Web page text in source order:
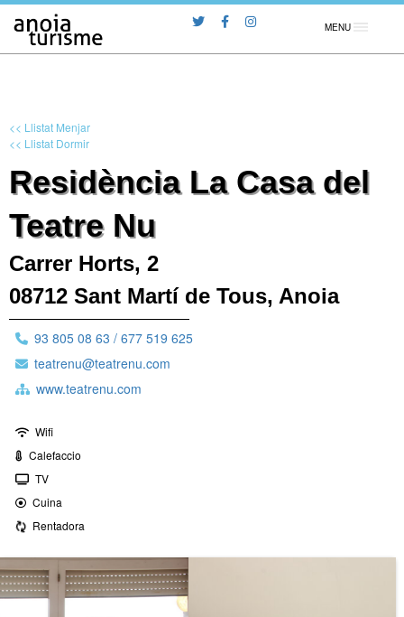
MENU
<< Llistat Menjar
<< Llistat Dormir
Residència La Casa del
Teatre Nu
Carrer Horts, 2
08712 Sant Martí de Tous, Anoia
93 805 08 63 / 677 519 625
teatrenu@teatrenu.com
www.teatrenu.com
Wifi
Calefaccio
TV
Cuina
Rentadora